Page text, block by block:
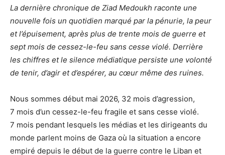
La dernière chronique de Ziad Medoukh raconte une
nouvelle fois un quotidien marqué par la pénurie, la peur
et l’épuisement, après plus de trente mois de guerre et
sept mois de cessez-le-feu sans cesse violé. Derrière
les chiffres et le silence médiatique persiste une volonté
de tenir, d’agir et d’espérer, au cœur même des ruines.
Nous sommes début mai 2026, 32 mois d’agression,
7 mois d’un cessez-le-feu fragile et sans cesse violé.
7 mois pendant lesquels les médias et les dirigeants du
monde parlent moins de Gaza où la situation a encore
empiré depuis le début de la guerre contre le Liban et